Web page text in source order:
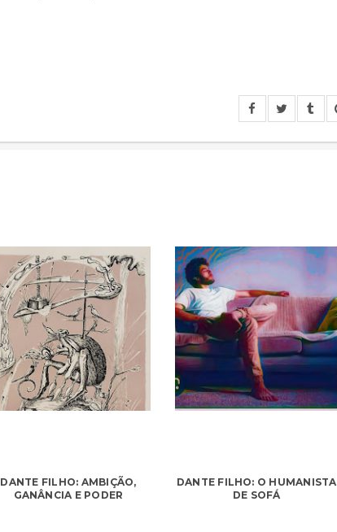
DANTE FILHO: AMBIÇÃO,
GANÂNCIA E PODER
DANTE FILHO: O HUMANISTA
DE SOFÁ